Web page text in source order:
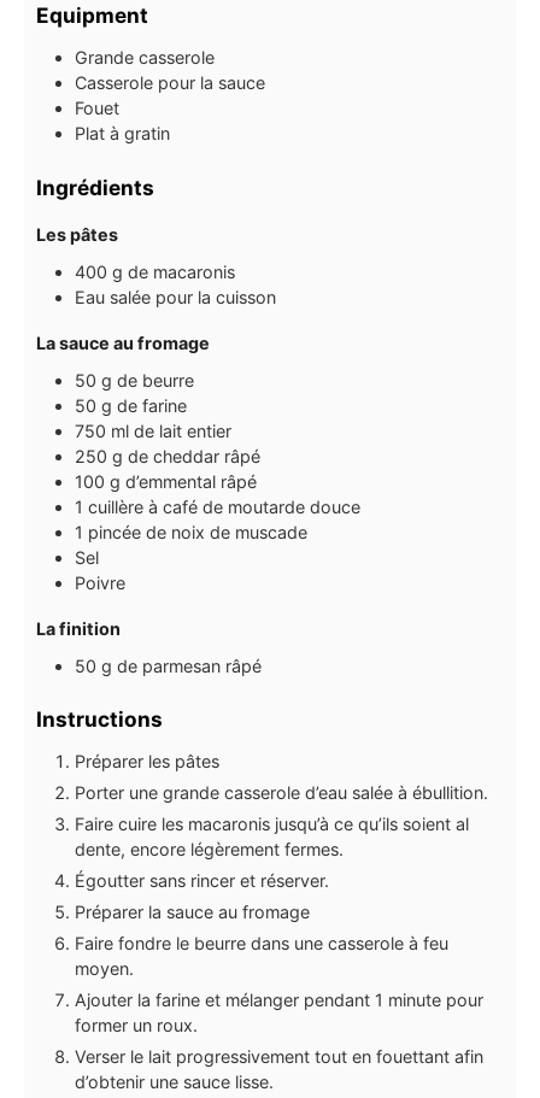
Equipment
Grande casserole
Casserole pour la sauce
Fouet
Plat à gratin
Ingrédients
Les pâtes
400 g de macaronis
Eau salée pour la cuisson
La sauce au fromage
50 g de beurre
50 g de farine
750 ml de lait entier
250 g de cheddar râpé
100 g d’emmental râpé
1 cuillère à café de moutarde douce
1 pincée de noix de muscade
Sel
Poivre
La finition
50 g de parmesan râpé
Instructions
Préparer les pâtes
Porter une grande casserole d’eau salée à ébullition.
Faire cuire les macaronis jusqu’à ce qu’ils soient al
dente, encore légèrement fermes.
Égoutter sans rincer et réserver.
Préparer la sauce au fromage
Faire fondre le beurre dans une casserole à feu
moyen.
Ajouter la farine et mélanger pendant 1 minute pour
former un roux.
Verser le lait progressivement tout en fouettant afin
d’obtenir une sauce lisse.